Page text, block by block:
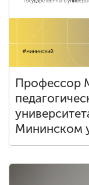
Профессор
Мининском